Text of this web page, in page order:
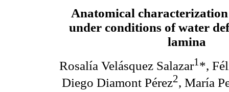
Anatomical
under conditions of water
lamina
Rosalía Velásquez Salazar1 *,
Diego Diamont Pérez2, María